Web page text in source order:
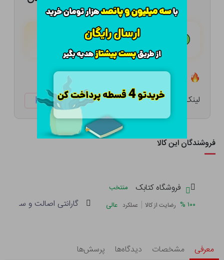
هـر قسط با تــرب‌پــی:
تعداد ۱۰ عدد در انبار موجود است
لینک کوتاه: ketabtala.com/sbp-26356
فروشندگان این کالا
فروشگاه کتابک
منتخب
۱۰۰ % رضایت از کالا | عملکرد عالی گارانتی اصالت و سلامت
معرفی مشخصات دیدگاه‌ها پرسش‌ها